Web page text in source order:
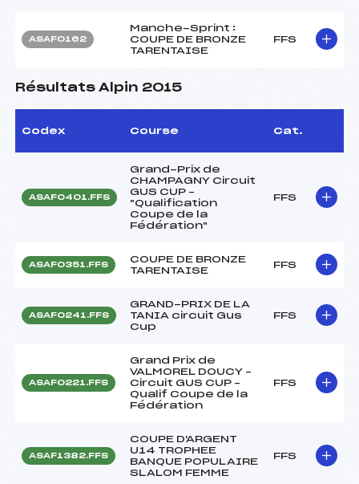
ASAF0162
Manche-Sprint :
COUPE DE BRONZE
TARENTAISE
FFS
Résultats Alpin 2015
Codex Course Cat.
ASAF0401.FFS
Grand-Prix de
CHAMPAGNY Circuit
GUS CUP –
"Qualification
Coupe de la
Fédération"
FFS
ASAF0351.FFS
COUPE DE BRONZE
TARENTAISE
FFS
ASAF0241.FFS
GRAND-PRIX DE LA
TANIA circuit Gus
Cup
FFS
ASAF0221.FFS
Grand Prix de
VALMOREL DOUCY –
Circuit GUS CUP –
Qualif Coupe de la
Fédération
FFS
ASAF1382.FFS
COUPE D'ARGENT
U14 TROPHEE
BANQUE POPULAIRE
SLALOM FEMME
FFS